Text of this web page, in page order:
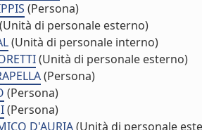
(Persona)
(Unità di personale esterno)
(Unità di personale interno)
(Unità di personale esterno)
(Persona)
(Persona)
(Persona)
D'AURIA(Unità di personale